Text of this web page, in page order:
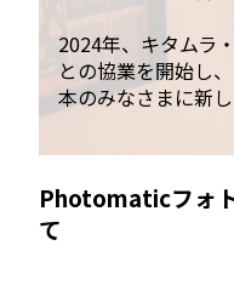
2024年、キタムラ
との協業を開始し
本のみなさまに新
Photomaticフォ
て